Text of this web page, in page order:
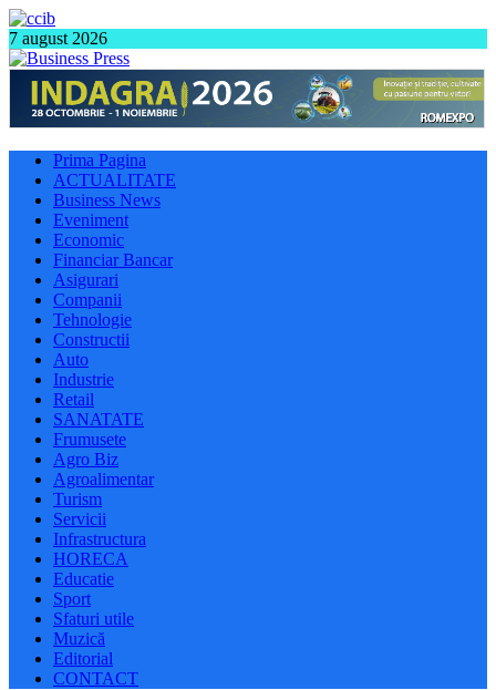
7 august 2026
Prima Pagina
ACTUALITATE
Business News
Eveniment
Economic
Financiar Bancar
Asigurari
Companii
Tehnologie
Constructii
Auto
Industrie
Retail
SANATATE
Frumusete
Agro Biz
Agroalimentar
Turism
Servicii
Infrastructura
HORECA
Educatie
Sport
Sfaturi utile
Muzică
Editorial
CONTACT